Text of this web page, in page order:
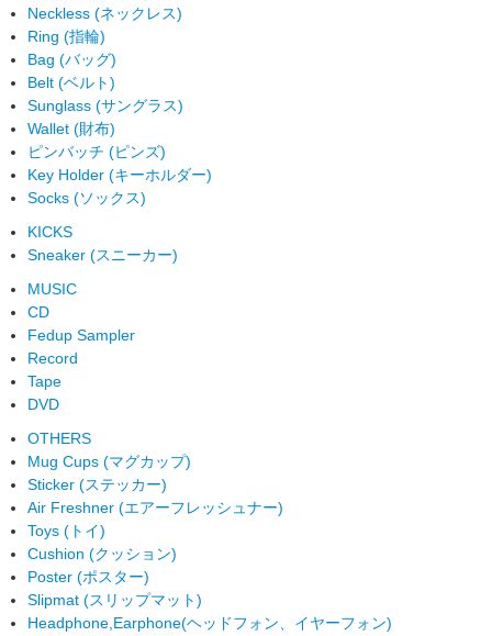
Neckless (ネックレス)
Ring (指輪)
Bag (バッグ)
Belt (ベルト)
Sunglass (サングラス)
Wallet (財布)
ピンバッチ (ピンズ)
Key Holder (キーホルダー)
Socks (ソックス)
KICKS
Sneaker (スニーカー)
MUSIC
CD
Fedup Sampler
Record
Tape
DVD
OTHERS
Mug Cups (マグカップ)
Sticker (ステッカー)
Air Freshner (エアーフレッシュナー)
Toys (トイ)
Cushion (クッション)
Poster (ポスター)
Slipmat (スリップマット)
Headphone,Earphone(ヘッドフォン、イヤーフォン)